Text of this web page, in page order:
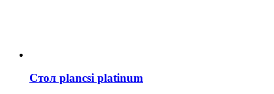
Стол plancsi platinum